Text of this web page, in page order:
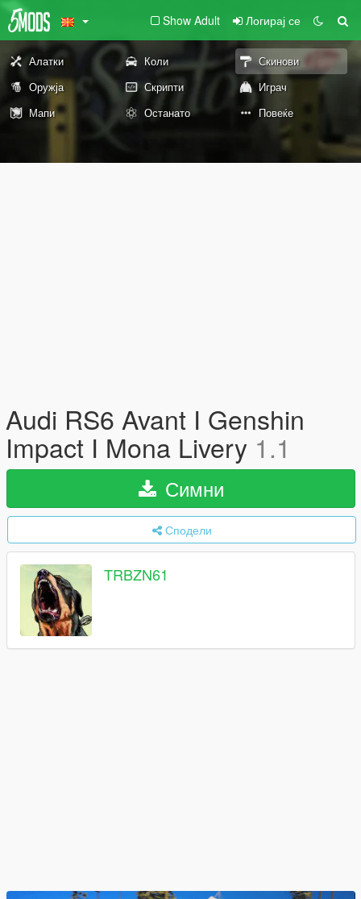
Show Adult Логирај се
Алатки Коли
Скинови
Оружја
Скрипти
Играч
Мапи
Останато Повеќе
Audi RS6 Avant I Genshin
Impact I Mona Livery 1.1
Симни
Сподели
TRBZN61